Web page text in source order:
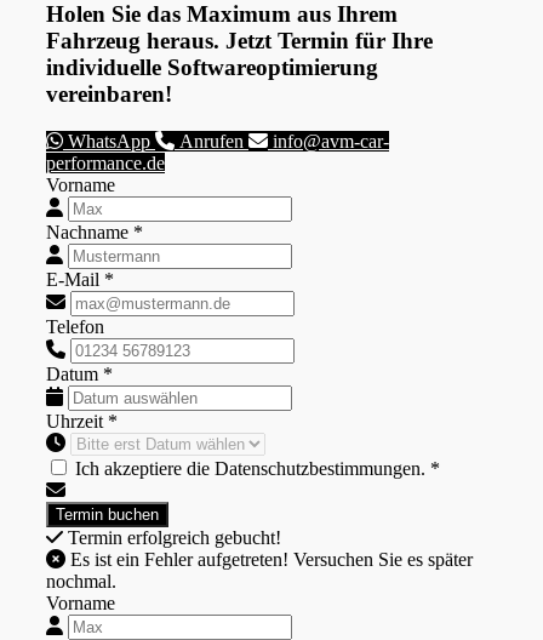
Holen Sie das Maximum aus Ihrem
Fahrzeug heraus. Jetzt Termin für Ihre
individuelle Softwareoptimierung
vereinbaren!
WhatsApp Anrufen
info@avm-car-
performance.de
Vorname
Nachname *
E-Mail *
Telefon
Datum *
Uhrzeit *
Ich akzeptiere die Datenschutzbestimmungen. *
Termin erfolgreich gebucht!
nochmal.
Vorname